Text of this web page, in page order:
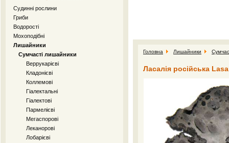
Судинні рослини
Гриби
Водорості
Мохоподібні
Лишайники
Сумчасті лишайники
Веррукарієві
Кладонієві
Коллемові
Гіалектальні
Гіалектові
Пармелієві
Мегаспорові
Леканорові
Лобарієві
Головна Лишайники
Ласалія російська